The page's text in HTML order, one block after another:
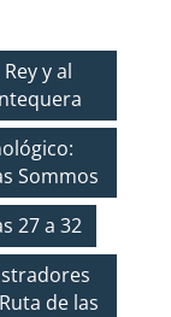
y al
Sommos
27 a 32
de las